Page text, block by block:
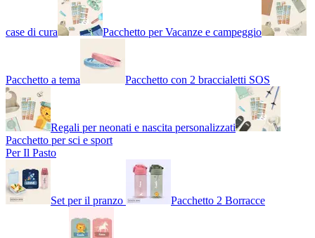
case di cura Pacchetto per Vacanze e campeggio
Pacchetto a tema Pacchetto con 2 braccialetti SOS
Regali per neonati e nascita personalizzati
Pacchetto per sci e sport
Per Il Pasto
Set per il pranzo Pacchetto 2 Borracce